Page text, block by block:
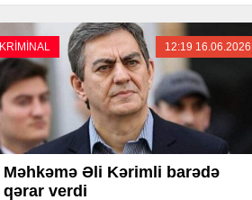
KRİMİNAL 12:19 16.06.2026
Məhkəmə Əli Kərimli barədə
qərar verdi